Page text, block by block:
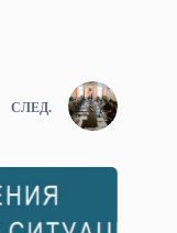
СЛЕД.